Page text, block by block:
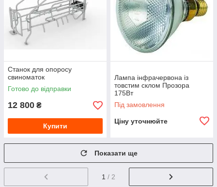
Станок для опоросу
свиноматок
Готово до відправки
12 800 ₴
Купити
Лампа інфрачервона із
товстим склом Прозора
175Вт
Під замовлення
Ціну уточнюйте
Показати ще
1 / 2